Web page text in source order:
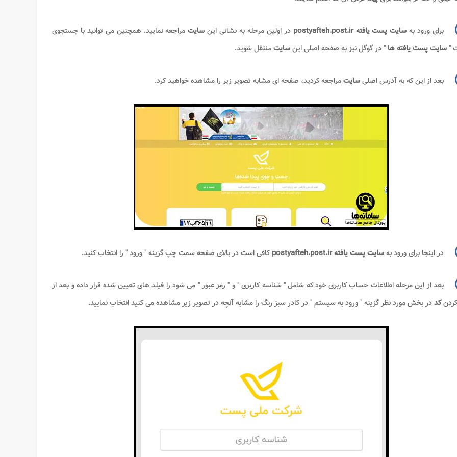
برای ورود به سایت پست یافتهpostyafteh.post.ir در اولین مرحله به نشانی این سایت مراجعه نمایید. همچنین می توانید با جستجوی
"سایت پست یافته ها " در گوگل نیز به صفحه اصلی اینسایتمنتقل شوید.
بعد از این که به آدرس اصلیسایتمراجعه کردید، صفحه ای مشابه تصویر زیر را مشاهده خواهید کرد.
در اینجا برای ورود بهسایت پست یافتهpostyafteh.post.irکافی است در بالای صفحه سمت چپ گزینه " ورود " را انتخاب کنید.
بعد از این مرحله اطلاعات حساب کاربری خود که شامل " شناسه کاربری " و " رمز عبور " می شود را فیلد های تعیین شده قرار داده و بعد از
کردنکددر بخش مورد نظر گزینه " ورود به سیستم " در کادر سبز رنگ را مشابه آنچه در تصویر زیر مشاهده می کنید انتخاب نمایید.